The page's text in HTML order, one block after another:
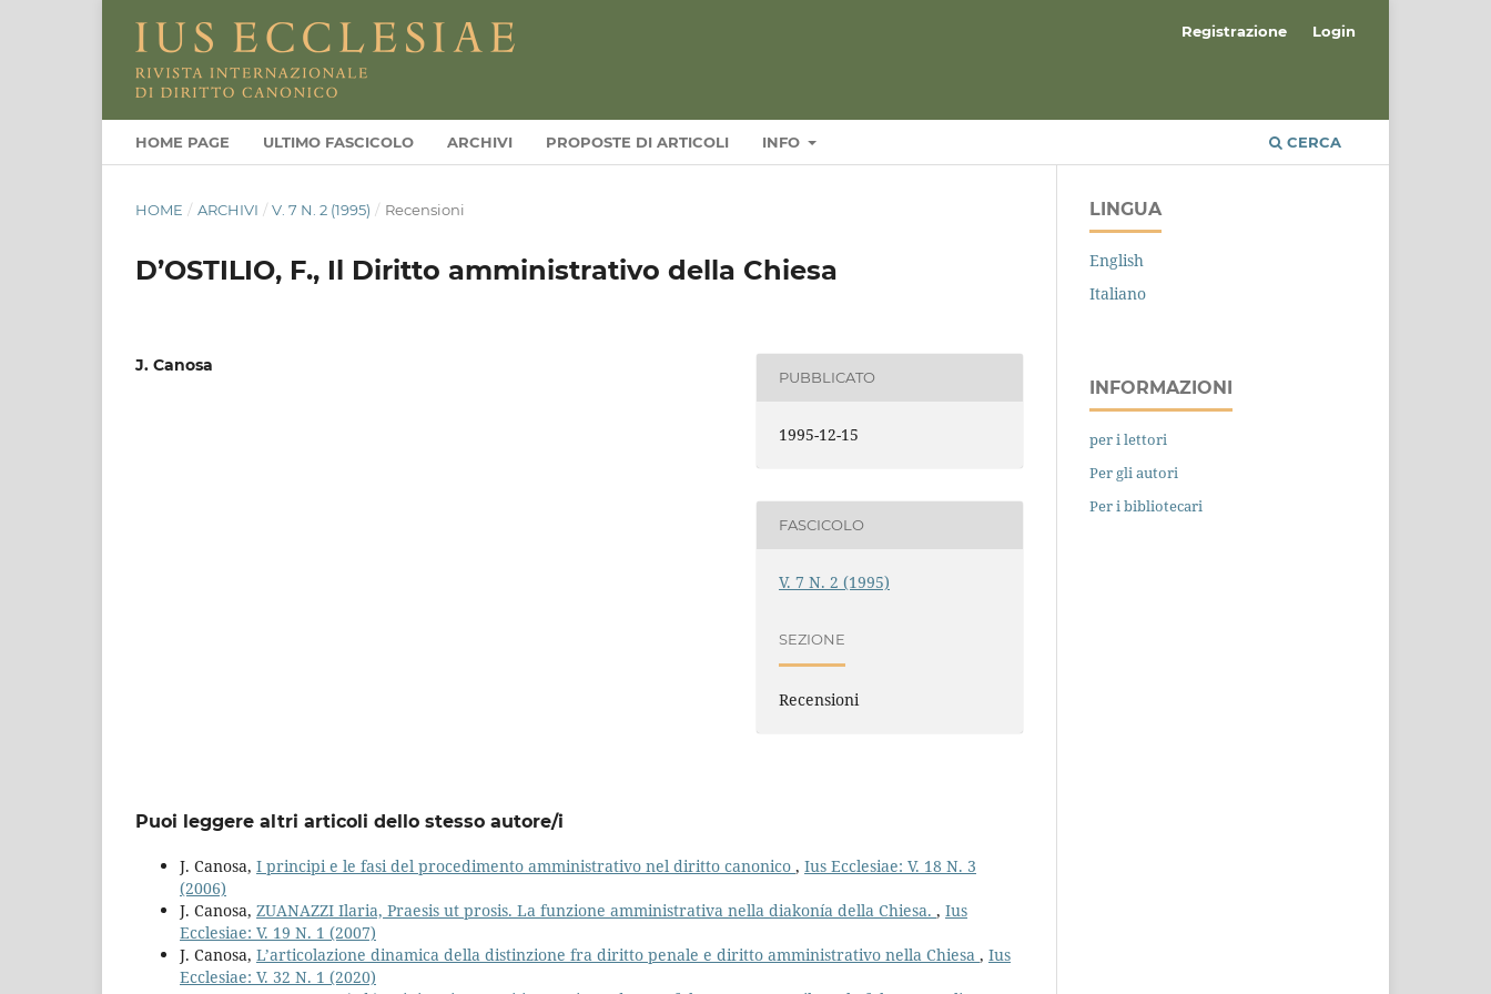
HOME PAGE ULTIMO FASCICOLO ARCHIVI PROPOSTE DI ARTICOLI INFO CERCA
Registrazione Login
HOME / ARCHIVI / V. 7 N. 2 (1995) / Recensioni
D’OSTILIO, F., Il Diritto amministrativo della Chiesa
J. Canosa
PUBBLICATO
1995-12-15
FASCICOLO
V. 7 N. 2 (1995)
SEZIONE
Recensioni
Puoi leggere altri articoli dello stesso autore/i
J. Canosa, I principi e le fasi del procedimento amministrativo nel diritto canonico , Ius Ecclesiae: V. 18 N. 3
(2006)
J. Canosa, ZUANAZZI Ilaria, Praesis ut prosis. La funzione amministrativa nella diakonía della Chiesa. , Ius
Ecclesiae: V. 19 N. 1 (2007)
J. Canosa, L’articolazione dinamica della distinzione fra diritto penale e diritto amministrativo nella Chiesa , Ius
Ecclesiae: V. 32 N. 1 (2020)
LINGUA
English
Italiano
INFORMAZIONI
per i lettori
Per gli autori
Per i bibliotecari